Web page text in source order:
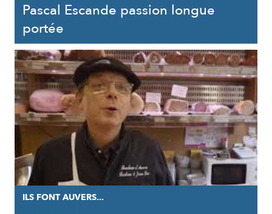
Pascal Escande passion longue
portée
ILS FONT AUVERS...